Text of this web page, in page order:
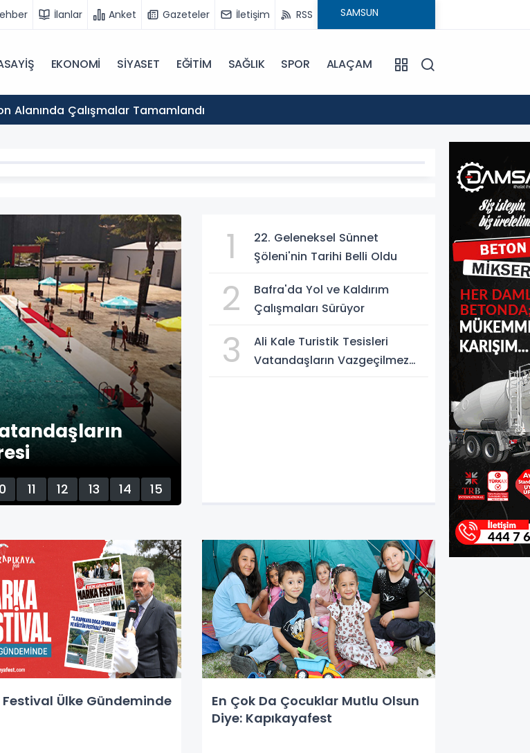
İlanlar Anket Gazeteler İletişim RSS
EKONOMİ SİYASET EĞİTİM SAĞLIK SPOR ALAÇAM
Alanında Çalışmalar Tamamlandı
GÜNDEM
22. Geleneksel Sünnet Şöleni'nin
11 12 13 14 15
1
22. Geleneksel Sünnet
Şöleni'nin Tarihi Belli Oldu
2
Bafra'da Yol ve Kaldırım
Çalışmaları Sürüyor
3
Ali Kale Turistik Tesisleri
Vatandaşların Vazgeçilmez
Ülke Gündeminde
En Çok Da Çocuklar Mutlu Olsun
Diye: Kapıkayafest